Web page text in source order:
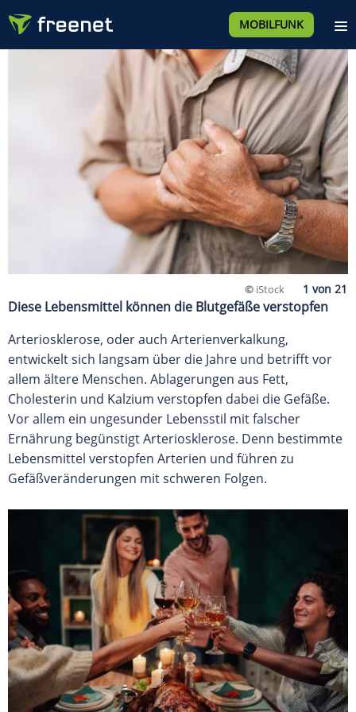
MOBILFUNK
© iStock
Diese Lebensmittel können die Blutgefäße verstopfen
Arteriosklerose, oder auch Arterienverkalkung,
entwickelt sich langsam über die Jahre und betrifft vor
allem ältere Menschen. Ablagerungen aus Fett,
Cholesterin und Kalzium verstopfen dabei die Gefäße.
Vor allem ein ungesunder Lebensstil mit falscher
Ernährung begünstigt Arteriosklerose. Denn bestimmte
Lebensmittel verstopfen Arterien und führen zu
Gefäßveränderungen mit schweren Folgen.